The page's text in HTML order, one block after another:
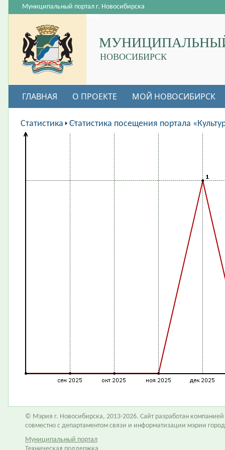
НОВОСИБИРСК
Муниципальный портал г. Новосибирска
ГЛАВНАЯ О ПРОЕКТЕ МОЙ НОВОСИБИРСК
ВАКАНСИИ
Статистика Статистика посещения портала
© Мэрия г. Новосибирска, 2013-2026. Сайт разработан компанией
совместно с департаментом связи и информатизации мэрии
Муниципальный портал